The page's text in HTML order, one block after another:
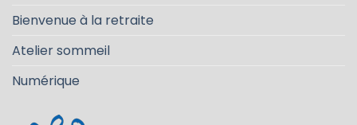
Bienvenue à la retraite
Atelier sommeil
Numérique